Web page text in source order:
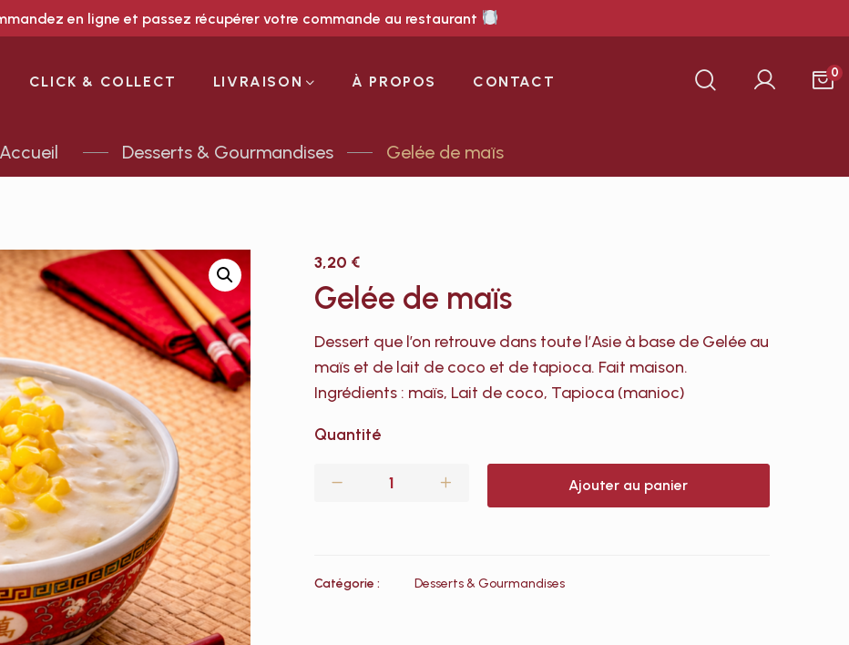
en ligne et passez récupérer votre commande au restaurant
CLICK & COLLECT LIVRAISON À PROPOS CONTACT
0
Desserts & Gourmandises Gelée de maïs
3,20 €
Gelée de maïs
Dessert que l’on retrouve dans toute l’Asie à base de Gelée au
maïs et de lait de coco et de tapioca. Fait maison.
Ingrédients : maïs, Lait de coco, Tapioca (manioc)
Quantité
Ajouter au panier
Catégorie : Desserts & Gourmandises